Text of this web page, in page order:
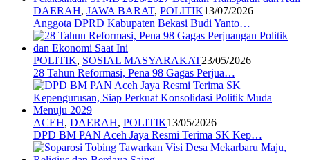
DAERAH, JAWA BARAT, POLITIK13/07/2026
Anggota DPRD Kabupaten Bekasi Budi Yanto…
POLITIK, SOSIAL MASYARAKAT23/05/2026
28 Tahun Reformasi, Pena 98 Gagas Perjua…
ACEH, DAERAH, POLITIK13/05/2026
DPD BM PAN Aceh Jaya Resmi Terima SK Kep…